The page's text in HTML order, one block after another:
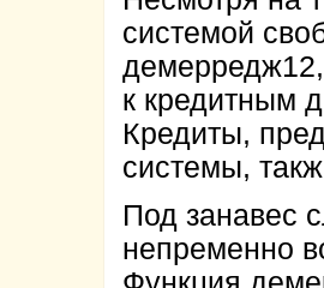
системой
к кредитным
Кредиты,
системы,
Под занавес
непременно